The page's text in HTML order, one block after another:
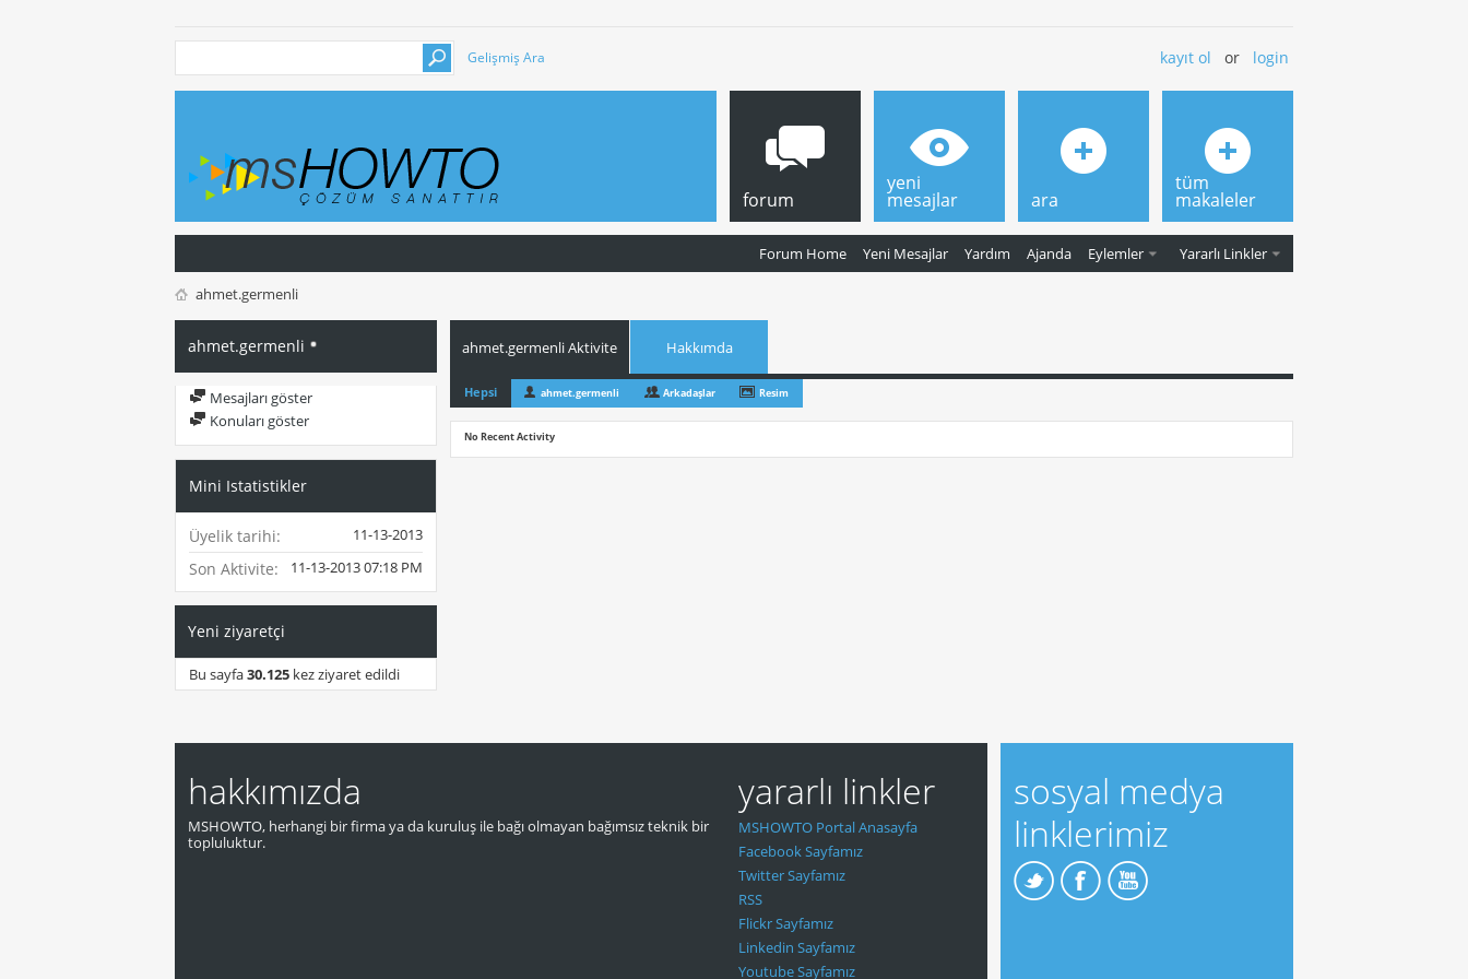
Gelişmiş Ara kayıt ol or login
forum
Forum Home Yeni Mesajlar Yardım Ajanda Eylemler Yararlı Linkler
yeni
mesajlar ara
tüm
makaleler
ahmet.germenli
ahmet.germenli
Mesajları göster
Konuları göster
Mini Istatistikler
Üyelik tarihi 11-13-2013
Son Aktivite 11-13-201307:18 PM
Yeni ziyaretçi
Bu sayfa30.125 kez ziyaret edildi
ahmet.germenli Aktivite Hakkımda
Hepsi ahmet.germenli Arkadaşlar Resim
No Recent Activity
hakkımızda
MSHOWTO, herhangi bir firma ya da kuruluş ile bağı olmayan bağımsız teknik bir
topluluktur.
yararlı linkler
MSHOWTO Portal Anasayfa
Facebook Sayfamız
Twitter Sayfamız
RSS
Flickr Sayfamız
Linkedin Sayfamız
Youtube Sayfamız
sosyal medya
linklerimiz